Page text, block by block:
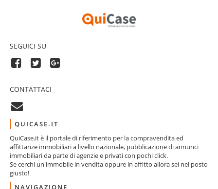
SEGUICI SU
CONTATTACI
QUICASE.IT
QuiCase.it è il portale di riferimento per la compravendita ed
affittanze immobiliari a livello nazionale, pubblicazione di annunci
immobiliari da parte di agenzie e privati con pochi click.
Se cerchi un'immobile in vendita oppure in affitto allora sei nel posto
giusto!
NAVIGAZIONE